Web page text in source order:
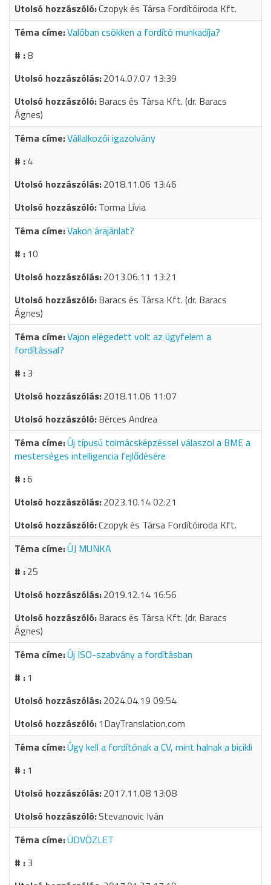
Czopyk és Társa Fordítóiroda Kft.
Valóban csökken a fordító munkadíja?
8
2014.07.07 13:39
Baracs és Társa Kft. (dr. Baracs
Ágnes)
Vállalkozói igazolvány
4
2018.11.06 13:46
Torma Lívia
Vakon árajánlat?
10
2013.06.11 13:21
Baracs és Társa Kft. (dr. Baracs
Ágnes)
Vajon elégedett volt az ügyfelem a
fordítással?
3
2018.11.06 11:07
Bérces Andrea
Új típusú tolmácsképzéssel válaszol a BME a
mesterséges intelligencia fejlődésére
6
2023.10.14 02:21
Czopyk és Társa Fordítóiroda Kft.
ÚJ MUNKA
25
2019.12.14 16:56
Baracs és Társa Kft. (dr. Baracs
Ágnes)
Új ISO-szabvány a fordításban
1
2024.04.19 09:54
1DayTranslation.com
Úgy kell a fordítónak a CV, mint halnak a bicikli
1
2017.11.08 13:08
Stevanovic Iván
ÜDVÖZLET
3